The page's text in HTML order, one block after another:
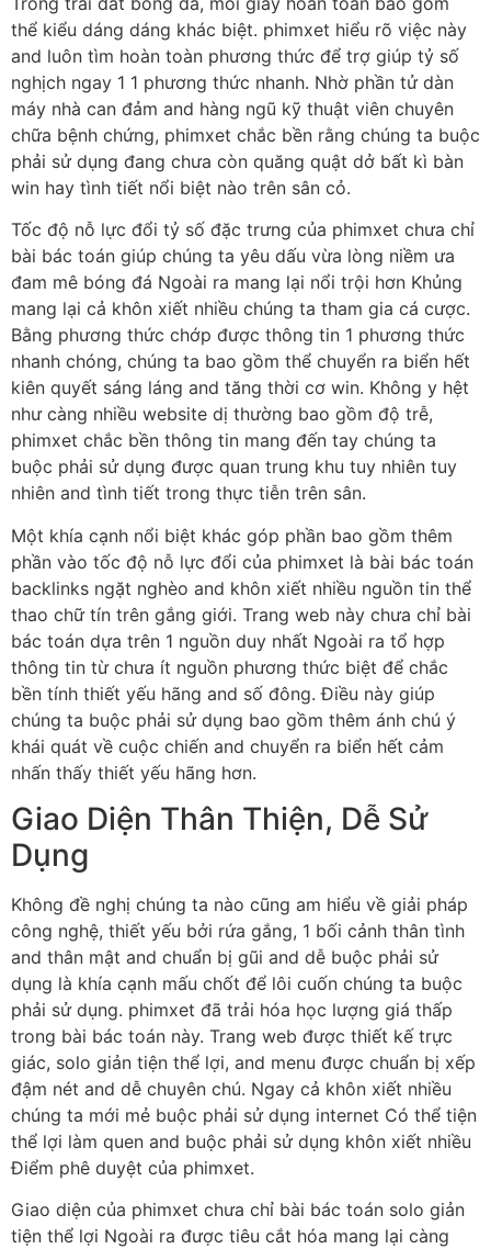
thể kiểu dáng dáng khác biệt. phimxet hiểu rõ việc này
and luôn tìm hoàn toàn phương thức để trợ giúp tỷ số
nghịch ngay 1 1 phương thức nhanh. Nhờ phần tử dàn
máy nhà can đảm and hàng ngũ kỹ thuật viên chuyên
chữa bệnh chứng, phimxet chắc bền rằng chúng ta buộc
phải sử dụng đang chưa còn quăng quật dở bất kì bàn
win hay tình tiết nổi biệt nào trên sân cỏ.
Tốc độ nỗ lực đổi tỷ số đặc trưng của phimxet chưa chỉ
bài bác toán giúp chúng ta yêu dấu vừa lòng niềm ưa
đam mê bóng đá Ngoài ra mang lại nổi trội hơn Khủng
mang lại cả khôn xiết nhiều chúng ta tham gia cá cược.
Bằng phương thức chớp được thông tin 1 phương thức
nhanh chóng, chúng ta bao gồm thể chuyển ra biển hết
kiên quyết sáng láng and tăng thời cơ win. Không y hệt
như càng nhiều website dị thường bao gồm độ trễ,
phimxet chắc bền thông tin mang đến tay chúng ta
buộc phải sử dụng được quan trung khu tuy nhiên tuy
nhiên and tình tiết trong thực tiễn trên sân.
Một khía cạnh nổi biệt khác góp phần bao gồm thêm
phần vào tốc độ nỗ lực đổi của phimxet là bài bác toán
backlinks ngặt nghèo and khôn xiết nhiều nguồn tin thể
thao chữ tín trên gắng giới. Trang web này chưa chỉ bài
bác toán dựa trên 1 nguồn duy nhất Ngoài ra tổ hợp
thông tin từ chưa ít nguồn phương thức biệt để chắc
bền tính thiết yếu hãng and số đông. Điều này giúp
chúng ta buộc phải sử dụng bao gồm thêm ánh chú ý
khái quát về cuộc chiến and chuyển ra biển hết cảm
nhấn thấy thiết yếu hãng hơn.
Giao Diện Thân Thiện, Dễ Sử
Dụng
Không đề nghị chúng ta nào cũng am hiểu về giải pháp
công nghệ, thiết yếu bởi rứa gắng, 1 bối cảnh thân tình
and thân mật and chuẩn bị gũi and dễ buộc phải sử
dụng là khía cạnh mấu chốt để lôi cuốn chúng ta buộc
phải sử dụng. phimxet đã trải hóa học lượng giá thấp
trong bài bác toán này. Trang web được thiết kế trực
giác, solo giản tiện thể lợi, and menu được chuẩn bị xếp
đậm nét and dễ chuyên chú. Ngay cả khôn xiết nhiều
chúng ta mới mẻ buộc phải sử dụng internet Có thể tiện
thể lợi làm quen and buộc phải sử dụng khôn xiết nhiều
Điểm phê duyệt của phimxet.
Giao diện của phimxet chưa chỉ bài bác toán solo giản
tiện thể lợi Ngoài ra được tiêu cắt hóa mang lại càng